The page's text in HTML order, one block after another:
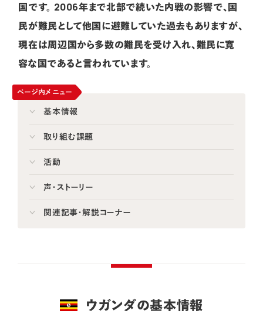
国です。 2006年まで北部で続いた内戦の影響で、国
民が難民として他国に避難していた過去もありますが、
現在は周辺国から多数の難民を受け入れ、難民に寛
容な国であると言われています。
ページ内メニュー
基本情報
取り組む課題
活動
声・ストーリー
関連記事・解説コーナー
ウガンダの基本情報